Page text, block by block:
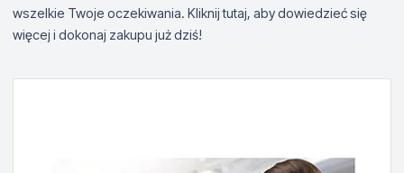
wszelkie Twoje oczekiwania. Kliknij tutaj, aby dowiedzieć się
więcej i dokonaj zakupu już dziś!